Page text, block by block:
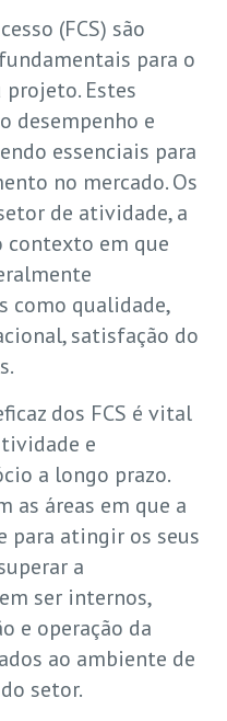
(FCS) são
para o
Estes
desempenho e
essenciais para
no mercado. Os
de atividade, a
contexto em que
como qualidade,
satisfação do
dos FCS é vital
e
a longo prazo.
as áreas em que a
para atingir os seus
a
ser internos,
e operação da
ao ambiente de
setor.